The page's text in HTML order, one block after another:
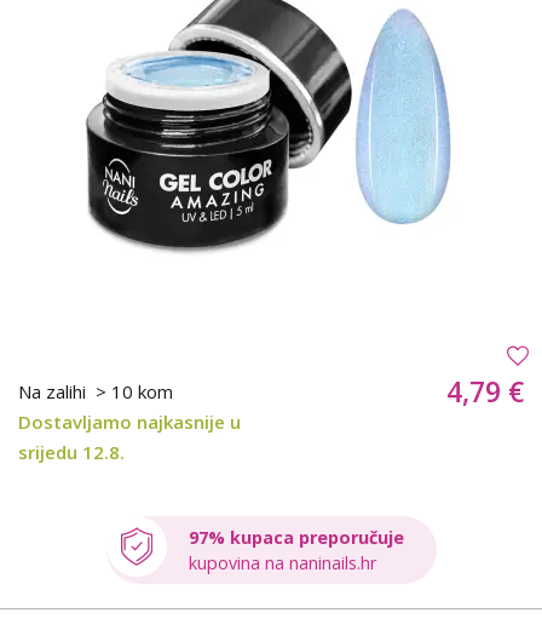
Na zalihi > 10 kom
Dostavljamo najkasnije u
srijedu 12.8.
4,79 €
97% kupaca preporučuje
kupovina na naninails.hr